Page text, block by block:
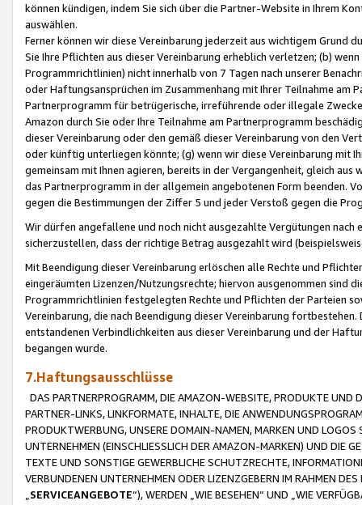
können kündigen, indem Sie sich über die Partner-Website in Ihrem
auswählen.
Ferner können wir diese Vereinbarung jederzeit aus wichtigem Grund
Sie Ihre Pflichten aus dieser Vereinbarung erheblich verletzen; (b)
Programmrichtlinien) nicht innerhalb von 7 Tagen nach unserer
oder Haftungsansprüchen im Zusammenhang mit Ihrer Teilnahme am
Partnerprogramm für betrügerische, irreführende oder illegale
Amazon durch Sie oder Ihre Teilnahme am Partnerprogramm
dieser Vereinbarung oder den gemäß dieser Vereinbarung von den
oder künftig unterliegen könnte; (g) wenn wir diese Vereinbarung mit
gemeinsam mit Ihnen agieren, bereits in der Vergangenheit, gleich
das Partnerprogramm in der allgemein angebotenen Form beenden.
gegen die Bestimmungen der Ziffer 5 und jeder Verstoß gegen die
Wir dürfen angefallene und noch nicht ausgezahlte Vergütungen
sicherzustellen, dass der richtige Betrag ausgezahlt wird
Mit Beendigung dieser Vereinbarung erlöschen alle Rechte und
eingeräumten Lizenzen/Nutzungsrechte; hiervon ausgenommen sind
Programmrichtlinien festgelegten Rechte und Pflichten der Parteien
Vereinbarung, die nach Beendigung dieser Vereinbarung
entstandenen Verbindlichkeiten aus dieser Vereinbarung und der
begangen wurde.
7.Haftungsausschlüsse
DAS PARTNERPROGRAMM, DIE AMAZON-WEBSITE, PRODUKTE UND
PARTNER-LINKS, LINKFORMATE, INHALTE, DIE
PRODUKTWERBUNG, UNSERE DOMAIN-NAMEN, MARKEN UND
UNTERNEHMEN (EINSCHLIESSLICH DER AMAZON-MARKEN) UND DIE
TEXTE UND SONSTIGE GEWERBLICHE SCHUTZRECHTE,
VERBUNDENEN UNTERNEHMEN ODER LIZENZGEBERN IM RAHMEN
SERVICEANGEBOTE“), WERDEN „WIE BESEHEN“ UND „WIE